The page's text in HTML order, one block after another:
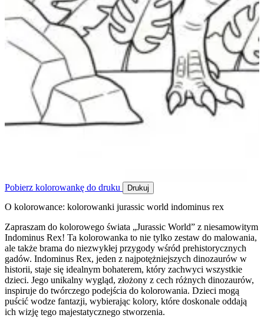
Pobierz kolorowankę do druku Drukuj
O kolorowance: kolorowanki jurassic world indominus rex
Zapraszam do kolorowego świata „Jurassic World” z niesamowitym
Indominus Rex! Ta kolorowanka to nie tylko zestaw do malowania,
ale także brama do niezwykłej przygody wśród prehistorycznych
gadów. Indominus Rex, jeden z najpotężniejszych dinozaurów w
historii, staje się idealnym bohaterem, który zachwyci wszystkie
dzieci. Jego unikalny wygląd, złożony z cech różnych dinozaurów,
inspiruje do twórczego podejścia do kolorowania. Dzieci mogą
puścić wodze fantazji, wybierając kolory, które doskonale oddają
ich wizję tego majestatycznego stworzenia.